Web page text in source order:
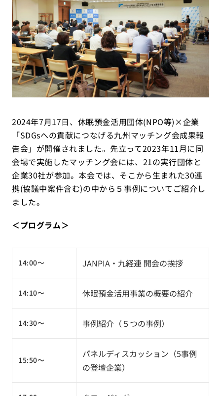
2024年7月17日、休眠預金活用団体(NPO等)×企業
「SDGsへの貢献につなげる九州マッチング会成果報
告会」が開催されました。先立って2023年11月に同
会場で実施したマッチング会には、21の実行団体と
企業30社が参加。本会では、そこから生まれた30連
携(協議中案件含む)の中から５事例についてご紹介し
ました。
＜プログラム＞
14:00～ JANPIA・九経連 開会の挨拶
14:10～ 休眠預金活用事業の概要の紹介
14:30～ 事例紹介（５つの事例）
15:50～
パネルディスカッション（5事例
の登壇企業）